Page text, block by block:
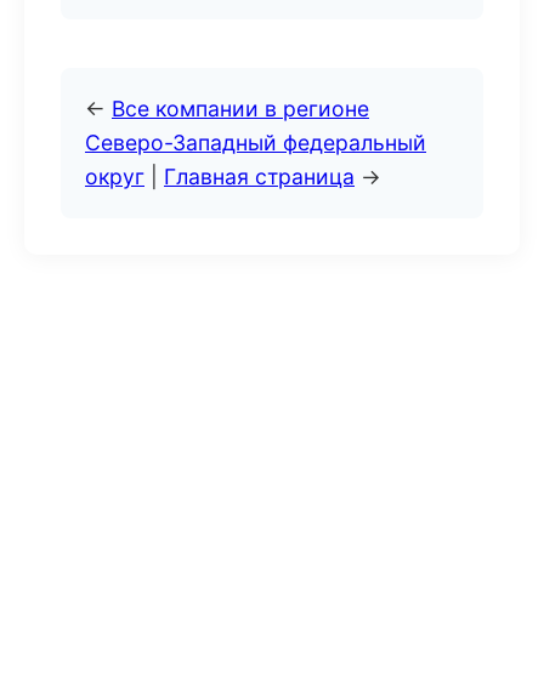
← Все компании в регионе
Северо-Западный федеральный
округ
Главная страница →